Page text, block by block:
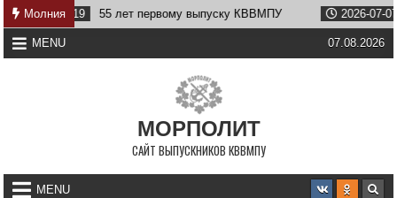
Skip
to
content
Молния
07-19 55 лет первому выпуску КВВМПУ 2026-07-07
MENU 07.08.2026
МОРПОЛИТ
САЙТ ВЫПУСКНИКОВ КВВМПУ
MENU